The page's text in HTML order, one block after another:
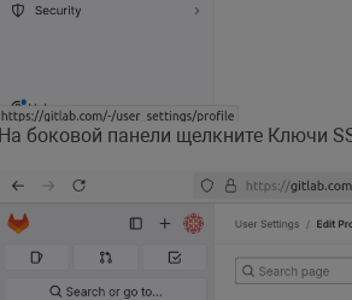
На боковой панели щелкните Ключи